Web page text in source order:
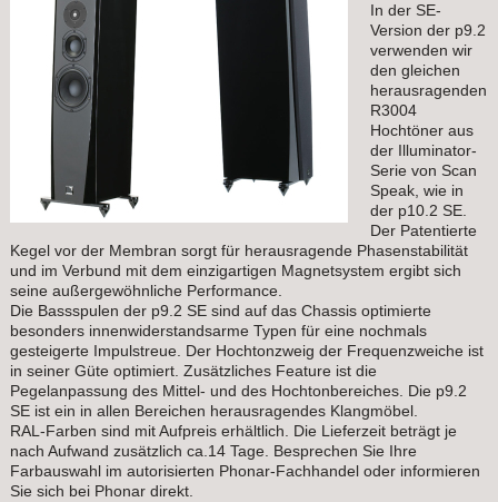
In der SE-
Version der p9.2
verwenden wir
den gleichen
herausragenden
R3004
Hochtöner aus
der Illuminator-
Serie von Scan
Speak, wie in
der p10.2 SE.
Der Patentierte
Kegel vor der Membran sorgt für herausragende Phasenstabilität
und im Verbund mit dem einzigartigen Magnetsystem ergibt sich
seine außergewöhnliche Performance.
Die Bassspulen der p9.2 SE sind auf das Chassis optimierte
besonders innenwiderstandsarme Typen für eine nochmals
gesteigerte Impulstreue. Der Hochtonzweig der Frequenzweiche ist
in seiner Güte optimiert. Zusätzliches Feature ist die
Pegelanpassung des Mittel- und des Hochtonbereiches. Die p9.2
SE ist ein in allen Bereichen herausragendes Klangmöbel.
RAL-Farben sind mit Aufpreis erhältlich. Die Lieferzeit beträgt je
nach Aufwand zusätzlich ca.14 Tage. Besprechen Sie Ihre
Farbauswahl im autorisierten Phonar-Fachhandel oder informieren
Sie sich bei Phonar direkt.